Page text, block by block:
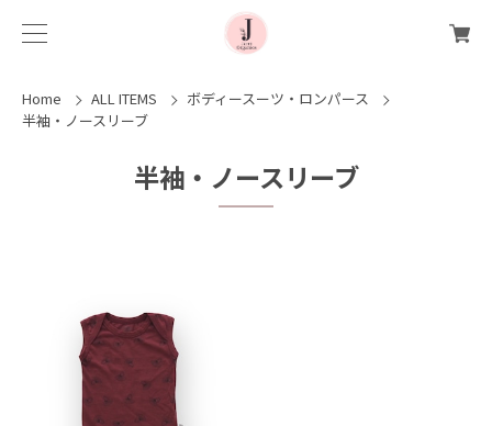
Home ALL ITEMS
ボディースーツ・ロンパース
半袖・ノースリーブ
半袖・ノースリーブ